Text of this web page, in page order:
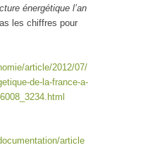
énergétique l’an
les chiffres pour
article/2012/07/
de-la-france-a-
article